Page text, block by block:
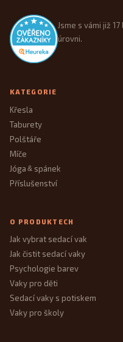
Jsme s vámi již
úrovni.
KATEGORIE
Křesla
Taburety
Polštáře
Míče
Jóga&spánek
Příslušenství
O PRODUKTECH
Jak vybrat sedací vak
Jak čistit sedací vaky
Psychologie barev
Vaky pro děti
Sedací vaky s potiskem
Vaky pro školy